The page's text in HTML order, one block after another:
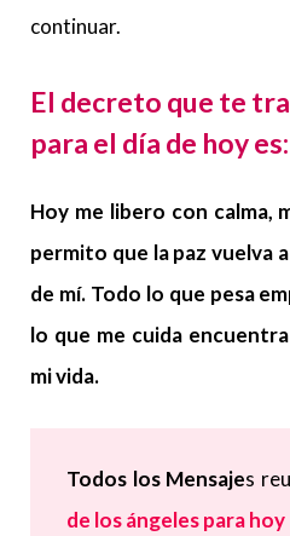
continuar.
El decreto que te
para el día de hoy es:
Hoy me libero con calma,
permito que la paz vuelva
de mí. Todo lo que pesa
lo que me cuida
mi vida.
Todos los Mensajes
de los ángeles para hoy